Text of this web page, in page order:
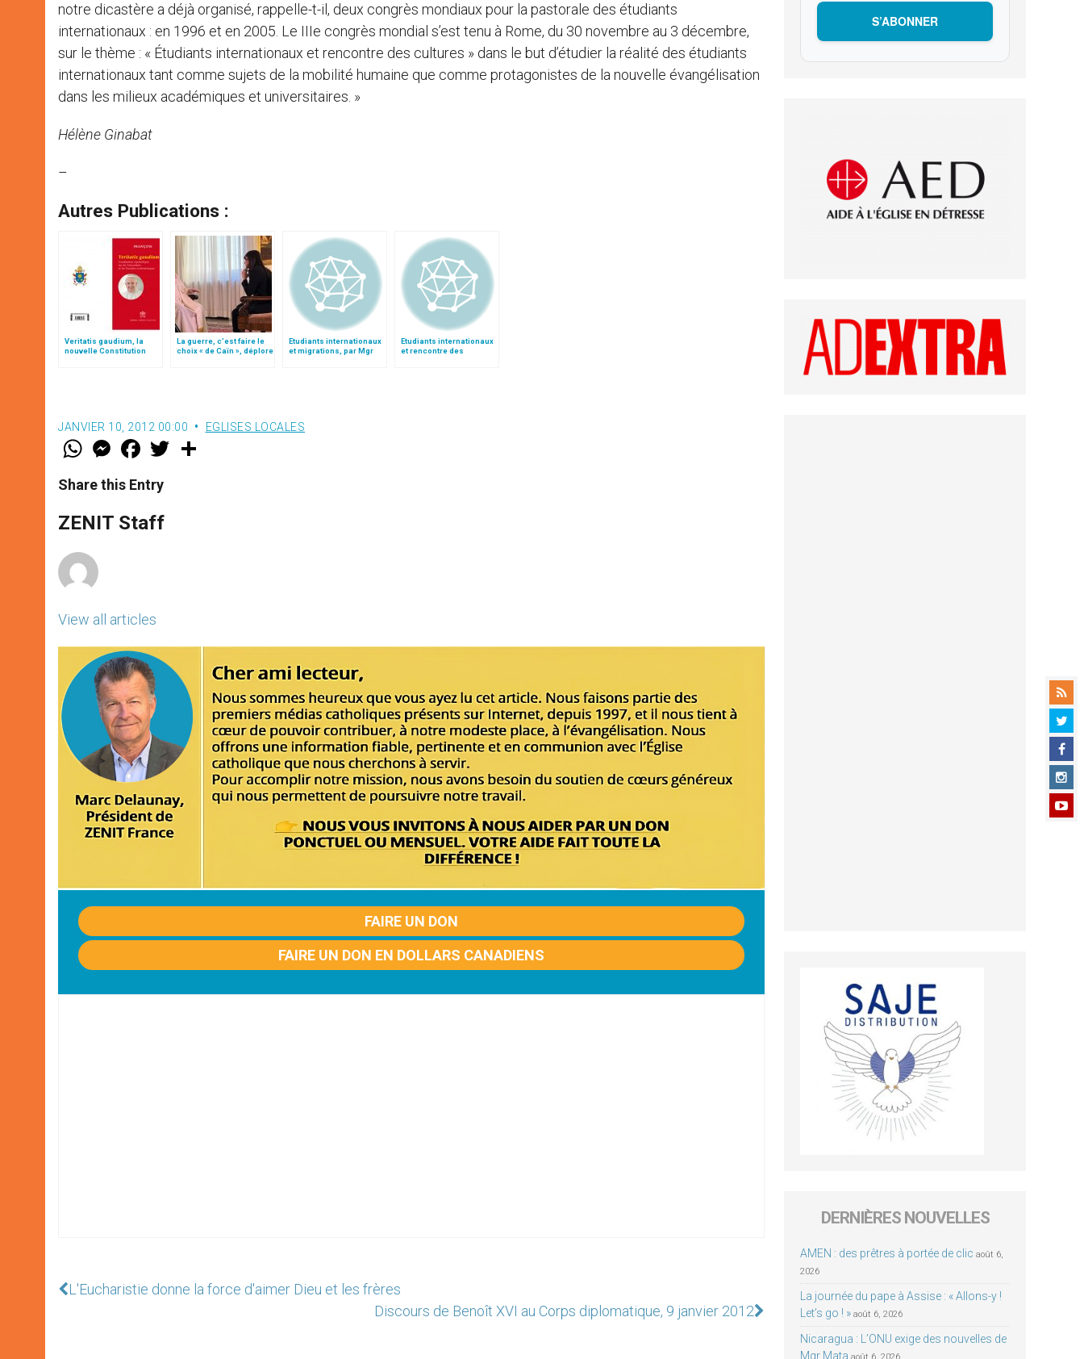
notre dicastère a déjà organisé, rappelle-t-il, deux congrès mondiaux pour la pastorale des étudiants
internationaux : en 1996 et en 2005. Le IIIe congrès mondial s’est tenu à Rome, du 30 novembre au 3 décembre,
sur le thème : « Étudiants internationaux et rencontre des cultures » dans le but d’étudier la réalité des étudiants
internationaux tant comme sujets de la mobilité humaine que comme protagonistes de la nouvelle évangélisation
dans les milieux académiques et universitaires. »
Hélène Ginabat
–
Autres Publications :
Veritatis gaudium, la
nouvelle Constitution
La guerre, c’est faire le
choix « de Caïn », déplore
Etudiants internationaux
et migrations, par Mgr
Etudiants internationaux
et rencontre des
JANVIER 10, 2012 00:00 EGLISES LOCALES
W
t
s
p
p
M
e
s
e
g
e
F
a
e
b
o
k
w
Share this Entry
ZENIT Staff
View all articles
FAIRE UN DON
FAIRE UN DON EN DOLLARS CANADIENS
L'Eucharistie donne la force d'aimer Dieu et les frères
Discours de Benoît XVI au Corps diplomatique, 9 janvier 2012
S’ABONNER
DERNIÈRES NOUVELLES
AMEN : des prêtres à portée de clic août 6,
2026
La journée du pape à Assise : « Allons-y !
Let’s go ! » août 6, 2026
Nicaragua : L’ONU exige des nouvelles de
Mgr Mata